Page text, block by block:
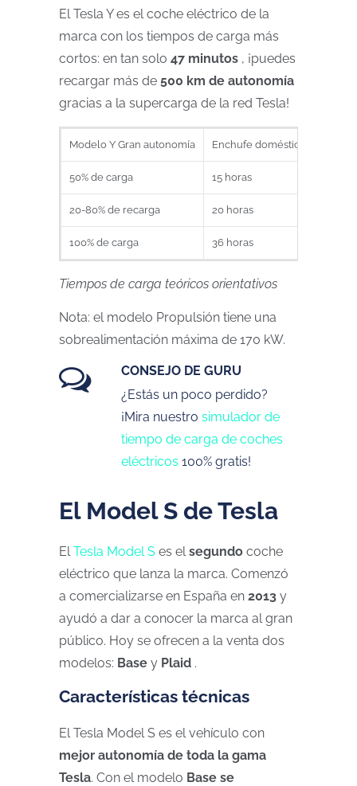
El Tesla Y es el coche eléctrico de la
marca con los tiempos de carga más
cortos: en tan solo 47 minutos , ¡puedes
recargar más de 500 km de autonomía
gracias a la supercarga de la red Tesla!
Modelo Y Gran autonomía Enchufe doméstico (2,3 kW o
50% de carga 15 horas
20-80% de recarga 20 horas
100% de carga 36 horas
Tiempos de carga teóricos orientativos
Nota: el modelo Propulsión tiene una
sobrealimentación máxima de 170 kW.
CONSEJO DE GURU
¿Estás un poco perdido?
¡Mira nuestro simulador de
tiempo de carga de coches
eléctricos 100% gratis!
El Model S de Tesla
ElTesla Model S es elsegundo coche
eléctrico que lanza la marca. Comenzó
a comercializarse en España en 2013 y
ayudó a dar a conocer la marca al gran
público. Hoy se ofrecen a la venta dos
modelos: Base y Plaid .
Características técnicas
El Tesla Model S es el vehículo con
mejor autonomía de toda la gama
Tesla. Con el modelo Base se